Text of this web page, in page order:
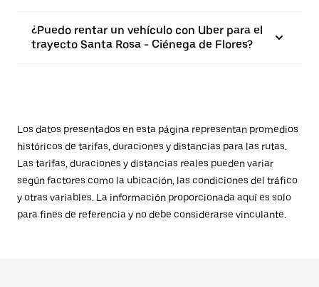
¿Puedo rentar un vehículo con Uber para el
trayecto Santa Rosa - Ciénega de Flores?
Los datos presentados en esta página representan promedios
históricos de tarifas, duraciones y distancias para las rutas.
Las tarifas, duraciones y distancias reales pueden variar
según factores como la ubicación, las condiciones del tráfico
y otras variables. La información proporcionada aquí es solo
para fines de referencia y no debe considerarse vinculante.